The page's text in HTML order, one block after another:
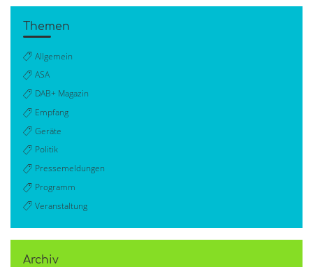
Themen
Allgemein
ASA
DAB+ Magazin
Empfang
Geräte
Politik
Pressemeldungen
Programm
Veranstaltung
Archiv